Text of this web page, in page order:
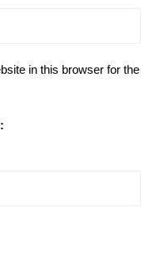
in this browser for the